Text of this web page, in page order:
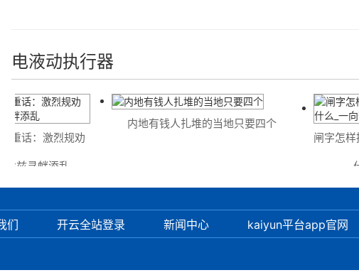
电液动执行器
话：激烈规劝
兹寻衅添乱
内地有钱人扎堆的当地只要四个
闸字怎样
们 开云全站登录 新闻中心 kaiyun平台app官网